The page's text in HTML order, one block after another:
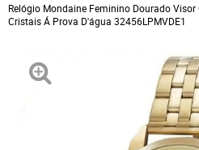
Relógio Mondaine Feminino Dourado
Cristais Á Prova D'água 32456LPMVDE1